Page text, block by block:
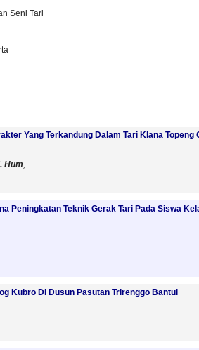
Seni Tari
Yang Terkandung Dalam Tari Klana
Hum,
Peningkatan Teknik Gerak Tari Pada Siswa
Kubro Di Dusun Pasutan Trirenggo Bantul